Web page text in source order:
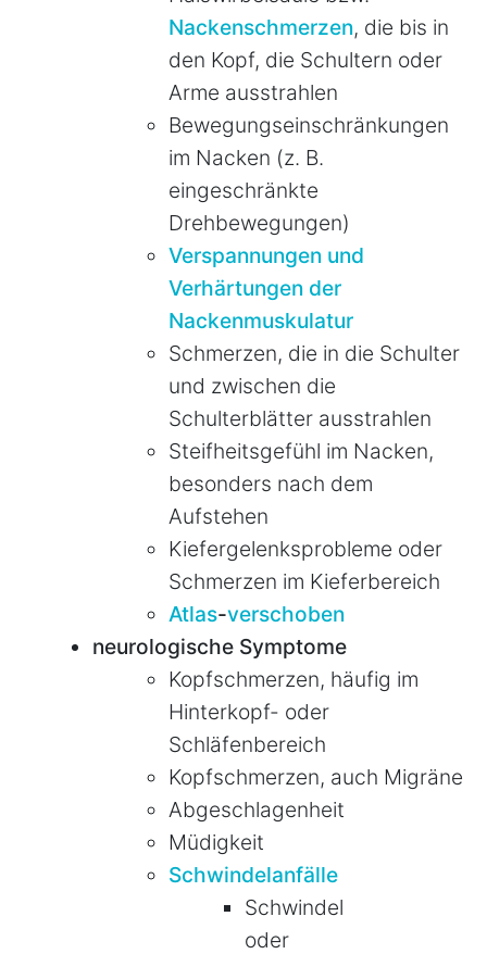
Nackenschmerzen, die bis in
den Kopf, die Schultern oder
Arme ausstrahlen
Bewegungseinschränkungen
im Nacken (z. B.
eingeschränkte
Drehbewegungen)
Verspannungen und
Verhärtungen der
Nackenmuskulatur
Schmerzen, die in die Schulter
und zwischen die
Schulterblätter ausstrahlen
Steifheitsgefühl im Nacken,
besonders nach dem
Aufstehen
Kiefergelenksprobleme oder
Schmerzen im Kieferbereich
Atlas-verschoben
neurologische Symptome
Kopfschmerzen, häufig im
Hinterkopf- oder
Schläfenbereich
Kopfschmerzen, auch Migräne
Abgeschlagenheit
Müdigkeit
Schwindelanfälle
Schwindel
oder